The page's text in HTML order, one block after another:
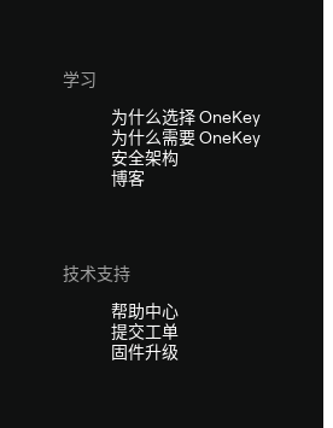
学习
为什么选择 OneKey
为什么需要 OneKey
安全架构
博客
技术支持
帮助中心
提交工单
固件升级